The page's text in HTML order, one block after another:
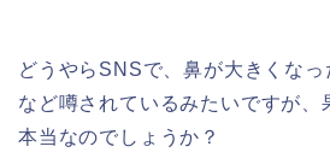
どうやらSNSで、鼻が大きくなっ
など噂されているみたいですが、
本当なのでしょうか？